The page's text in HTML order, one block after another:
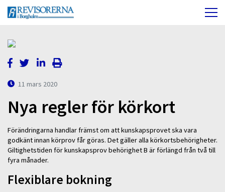
11 mars 2020
Nya regler för körkort
Förändringarna handlar främst om att kunskapsprovet ska vara
godkänt innan körprov får göras. Det gäller alla körkortsbehörigheter.
Giltighetstiden för kunskapsprov behörighet B är förlängd från två till
fyra månader.
Flexiblare bokning